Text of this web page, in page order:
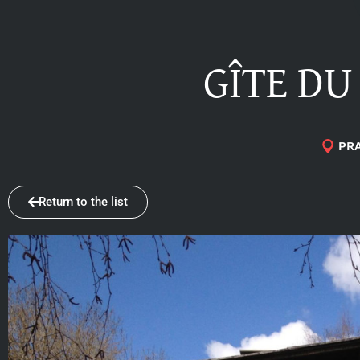
GÎTE
Return to the list